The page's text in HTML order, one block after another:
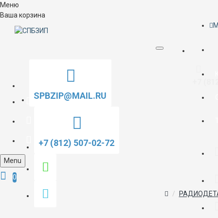
Меню
Ваша корзина
SPBZIP@MAIL.RU
+7 (812) 507-02-72
Menu
0